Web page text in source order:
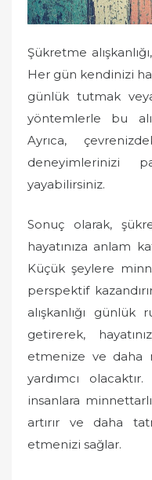
Şükretme
Her gün kendinizi
günlük tutmak
yöntemlerle bu
Ayrıca,
deneyimlerinizi
yayabilirsiniz.
Sonuç olarak,
hayatınıza anlam
Küçük şeylere
perspektif
alışkanlığı
getirerek,
etmenize ve daha
yardımcı
insanlara
artırır ve daha
etmenizi sağlar.